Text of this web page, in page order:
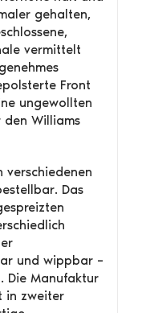
gehalten,
vermittelt
Front
ungewollten
den Williams
verschiedenen
Das
und wippbar –
Die Manufaktur
in zweiter